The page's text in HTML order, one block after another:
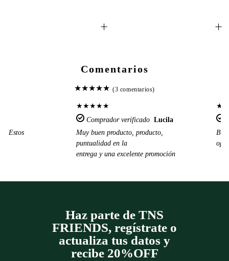
+ +
Comentarios
★★★★★ (3 comentarios)
Estos
★★★★★
Comprador verificado Lucila
Muy buen producto, producto,
puntualidad en la
entrega y una excelente promoción
★
Haz parte de TNS
FRIENDS, regístrate o
actualiza tus datos y
recibe 20%OFF